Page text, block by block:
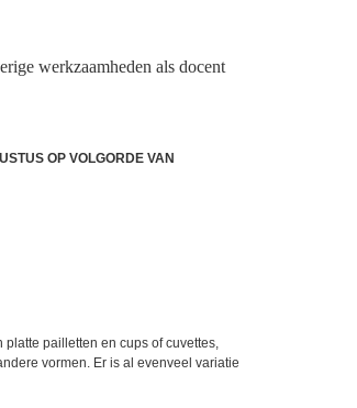
werkzaamheden als docent
OP VOLGORDE VAN
pailletten en cups of cuvettes,
vormen. Er is al evenveel variatie